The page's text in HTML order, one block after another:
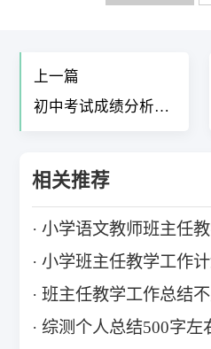
上一篇
初中考试成绩分析怎
相关推荐
小学语文教师班主任
小学班主任教学工作
班主任教学工作总结
综测个人总结500字左